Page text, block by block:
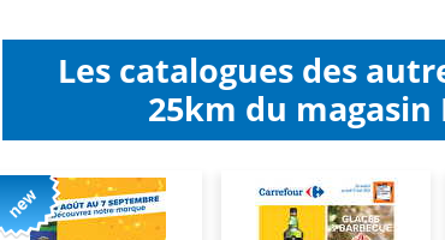
Les catalogues des
25km du magasin